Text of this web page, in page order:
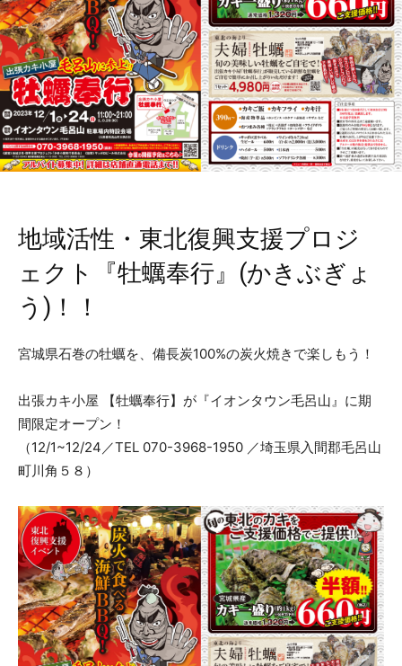
地域活性・東北復興支援プロジ
ェクト『牡蠣奉行』(かきぶぎょ
う)！！
宮城県石巻の牡蠣を、備長炭100%の炭火焼きで楽しもう！
出張カキ小屋 【牡蠣奉行】が『イオンタウン毛呂山』に期
間限定オープン！
（12/1~12/24／TEL 070-3968-1950 ／埼玉県入間郡毛呂山
町川角５８）